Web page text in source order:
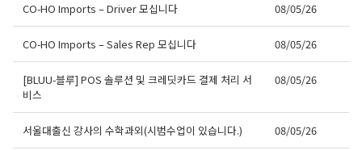
CO-HO Imports – Driver 모십니다 08/05/26
CO-HO Imports – Sales Rep 모십니다 08/05/26
[BLUU-블루] POS 솔루션 및 크레딧카드 결제 처리 서
비스
08/05/26
서울대출신 강사의 수학과외(시범수업이 있습니다.) 08/05/26